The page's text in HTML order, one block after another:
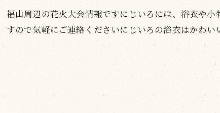
福山周辺の花火大会情報ですにじいろには、浴衣や
すので気軽にご連絡くださいにじいろの浴衣はかわい